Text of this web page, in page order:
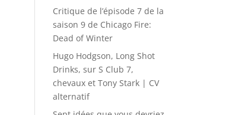
Critique de l’épisode 7 de la
saison 9 de Chicago Fire:
Dead of Winter
Hugo Hodgson, Long Shot
Drinks, sur S Club 7,
chevaux et Tony Stark | CV
alternatif